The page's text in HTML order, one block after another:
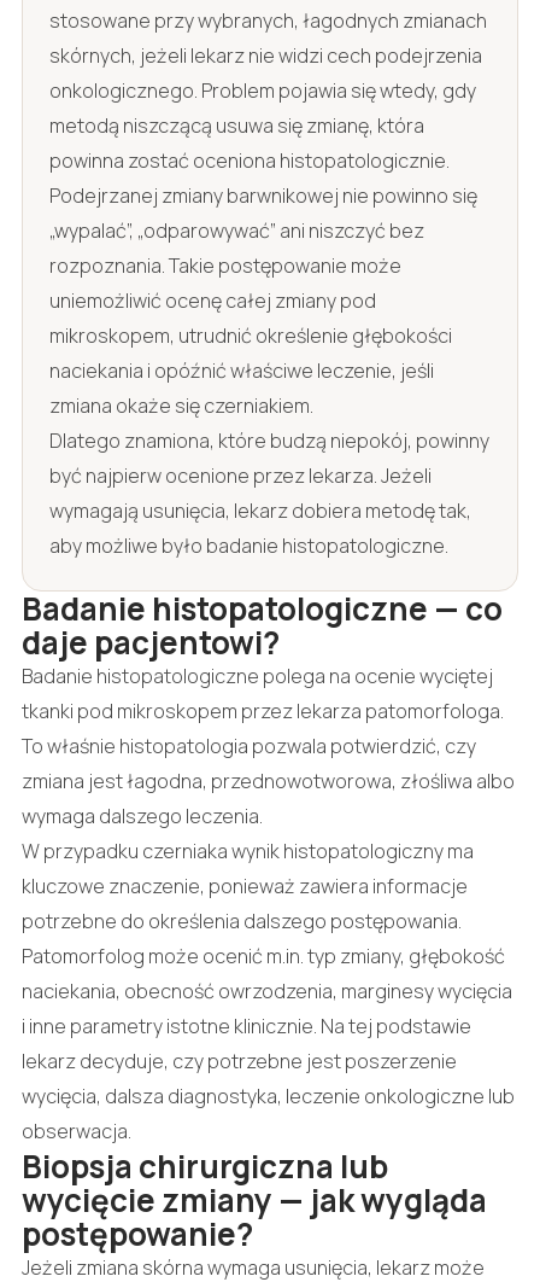
stosowane przy wybranych, łagodnych zmianach
skórnych, jeżeli lekarz nie widzi cech podejrzenia
onkologicznego. Problem pojawia się wtedy, gdy
metodą niszczącą usuwa się zmianę, która
powinna zostać oceniona histopatologicznie.
Podejrzanej zmiany barwnikowej nie powinno się
„wypalać”, „odparowywać” ani niszczyć bez
rozpoznania. Takie postępowanie może
uniemożliwić ocenę całej zmiany pod
mikroskopem, utrudnić określenie głębokości
naciekania i opóźnić właściwe leczenie, jeśli
zmiana okaże się czerniakiem.
Dlatego znamiona, które budzą niepokój, powinny
być najpierw ocenione przez lekarza. Jeżeli
wymagają usunięcia, lekarz dobiera metodę tak,
aby możliwe było badanie histopatologiczne.
Badanie histopatologiczne — co
daje pacjentowi?
Badanie histopatologiczne polega na ocenie wyciętej
tkanki pod mikroskopem przez lekarza patomorfologa.
To właśnie histopatologia pozwala potwierdzić, czy
zmiana jest łagodna, przednowotworowa, złośliwa albo
wymaga dalszego leczenia.
W przypadku czerniaka wynik histopatologiczny ma
kluczowe znaczenie, ponieważ zawiera informacje
potrzebne do określenia dalszego postępowania.
Patomorfolog może ocenić m.in. typ zmiany, głębokość
naciekania, obecność owrzodzenia, marginesy wycięcia
i inne parametry istotne klinicznie. Na tej podstawie
lekarz decyduje, czy potrzebne jest poszerzenie
wycięcia, dalsza diagnostyka, leczenie onkologiczne lub
obserwacja.
Biopsja chirurgiczna lub
wycięcie zmiany — jak wygląda
postępowanie?
Jeżeli zmiana skórna wymaga usunięcia, lekarz może